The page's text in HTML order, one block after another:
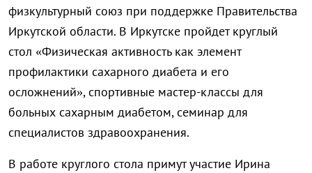
физкультурный союз при поддержке Правительства
Иркутской области. В Иркутске пройдеткруглый
стол «Физическая активность как элемент
профилактики сахарного диабета и его
осложнений», спортивные мастер-классы для
больных сахарным диабетом, семинар для
специалистов здравоохранения.
В работе круглого стола примут участие Ирина